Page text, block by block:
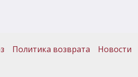
Политика возврата Новости